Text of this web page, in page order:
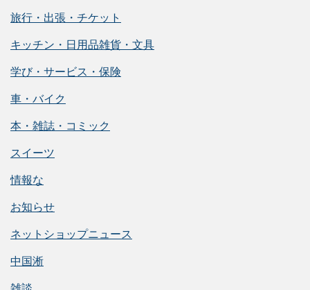
旅行・出張・チケット
キッチン・日用品雑貨・文具
学び・サービス・保険
車・バイク
本・雑誌・コミック
スイーツ
情報な
お知らせ
ネットショップニュース
中国淅